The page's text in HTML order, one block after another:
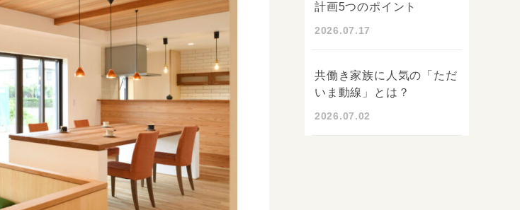
計画5つのポイント
2026.07.17
共働き家族に人気の「ただ
いま動線」とは？
2026.07.02